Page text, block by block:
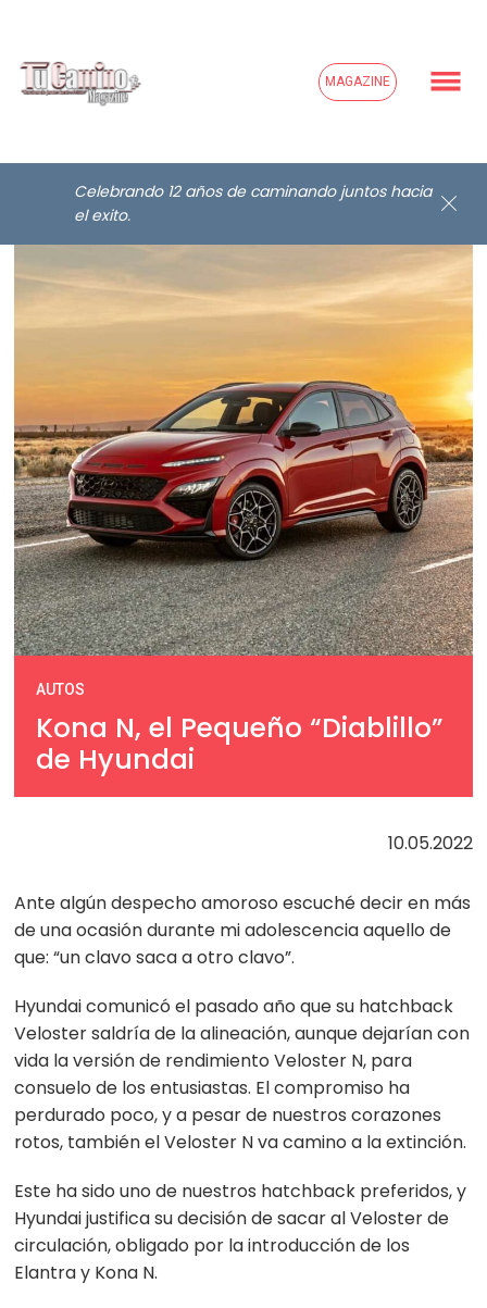
MAGAZINE
Celebrando 12 años de caminando juntos hacia
el exito.
AUTOS
Kona N, el Pequeño “Diablillo”
de Hyundai
10.05.2022
Ante algún despecho amoroso escuché decir en más
de una ocasión durante mi adolescencia aquello de
que: “un clavo saca a otro clavo”.
Hyundai comunicó el pasado año que su hatchback
Veloster saldría de la alineación, aunque dejarían con
vida la versión de rendimiento Veloster N, para
consuelo de los entusiastas. El compromiso ha
perdurado poco, y a pesar de nuestros corazones
rotos, también el Veloster N va camino a la extinción.
Este ha sido uno de nuestros hatchback preferidos, y
Hyundai justifica su decisión de sacar al Veloster de
circulación, obligado por la introducción de los
Elantra y Kona N.